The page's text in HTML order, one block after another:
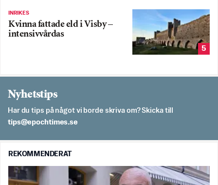
INRIKES
Kvinna fattade eld i Visby –
intensivvårdas
5
Nyhetstips
Har du tips på något vi borde skriva om? Skicka till
es.semithcope@spit
REKOMMENDERAT